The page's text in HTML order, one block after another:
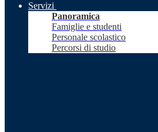
Servizi
Panoramica
Famiglie e studenti
Personale scolastico
Percorsi di studio